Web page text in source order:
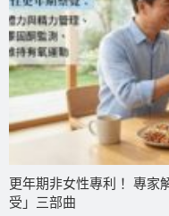
更年期非女性專利！ 專家
受」三部曲